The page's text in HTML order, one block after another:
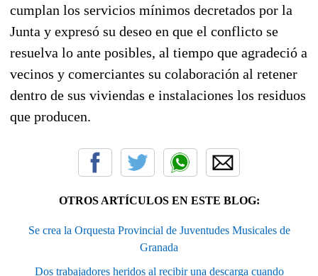
cumplan los servicios mínimos decretados por la
Junta y expresó su deseo en que el conflicto se
resuelva lo ante posibles, al tiempo que agradeció a
vecinos y comerciantes su colaboración al retener
dentro de sus viviendas e instalaciones los residuos
que producen.
OTROS ARTÍCULOS EN ESTE BLOG:
Se crea la Orquesta Provincial de Juventudes Musicales de
Granada
Dos trabajadores heridos al recibir una descarga cuando